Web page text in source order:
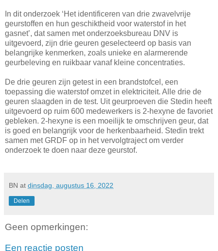
In dit onderzoek ‘Het identificeren van drie zwavelvrije
geurstoffen en hun geschiktheid voor waterstof in het
gasnet’, dat samen met onderzoeksbureau DNV is
uitgevoerd, zijn drie geuren geselecteerd op basis van
belangrijke kenmerken, zoals unieke en alarmerende
geurbeleving en ruikbaar vanaf kleine concentraties.
De drie geuren zijn getest in een brandstofcel, een
toepassing die waterstof omzet in elektriciteit. Alle drie de
geuren slaagden in de test. Uit geurproeven die Stedin heeft
uitgevoerd op ruim 600 medewerkers is 2-hexyne de favoriet
gebleken. 2-hexyne is een moeilijk te omschrijven geur, dat
is goed en belangrijk voor de herkenbaarheid. Stedin trekt
samen met GRDF op in het vervolgtraject om verder
onderzoek te doen naar deze geurstof.
BN at dinsdag, augustus 16, 2022
Delen
Geen opmerkingen:
Een reactie posten